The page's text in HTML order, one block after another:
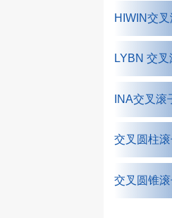
HIWIN交
LYBN 交
INA交叉滚
交叉圆柱
交叉圆锥